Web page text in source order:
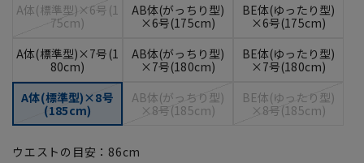
A体(標準型)×6号(1
75cm)
AB体(がっちり型)
×6号(175cm)
BE体(ゆったり型)
×6号(175cm)
A体(標準型)×7号(1
80cm)
AB体(がっちり型)
×7号(180cm)
BE体(ゆったり型)
×7号(180cm)
A体(標準型)×8号
(185cm)
AB体(がっちり型)
×8号(185cm)
BE体(ゆったり型)
×8号(185cm)
ウエストの目安： 86cm